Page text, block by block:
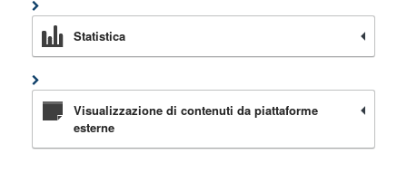
Statistica
Visualizzazione di contenuti da piattaforme
esterne